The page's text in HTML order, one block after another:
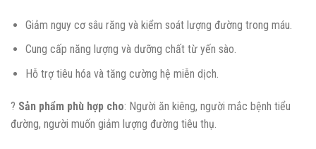
Giảm nguy cơ sâu răng và kiểm soát lượng đường trong máu.
Cung cấp năng lượng và dưỡng chất từ yến sào.
Hỗ trợ tiêu hóa và tăng cường hệ miễn dịch.
? Sản phẩm phù hợp cho: Người ăn kiêng, người mắc bệnh tiểu
đường, người muốn giảm lượng đường tiêu thụ.